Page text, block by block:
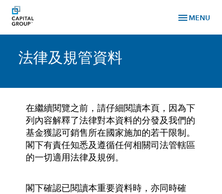
menu MENU
法律及規管資料
在繼續閱覽之前，請仔細閱讀本頁，因為下
列內容解釋了法律對本資料的分發及我們的
基金獲認可銷售所在國家施加的若干限制。
閣下有責任知悉及遵循任何相關司法管轄區
的一切適用法律及規例。
閣下確認已閱讀本重要資料時，亦同時確